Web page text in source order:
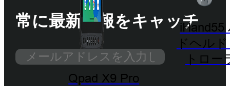
Qpad X9 Pro
iHand55
ドヘル
トロー
常に最新情報をキャッチ